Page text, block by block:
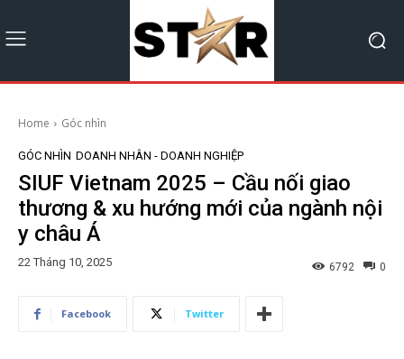
Home Góc nhìn
GÓC NHÌN DOANH NHÂN - DOANH NGHIỆP
SIUF Vietnam 2025 – Cầu nối giao
thương & xu hướng mới của ngành nội
y châu Á
22 Tháng 10, 2025 0
6792
Facebook Twitter